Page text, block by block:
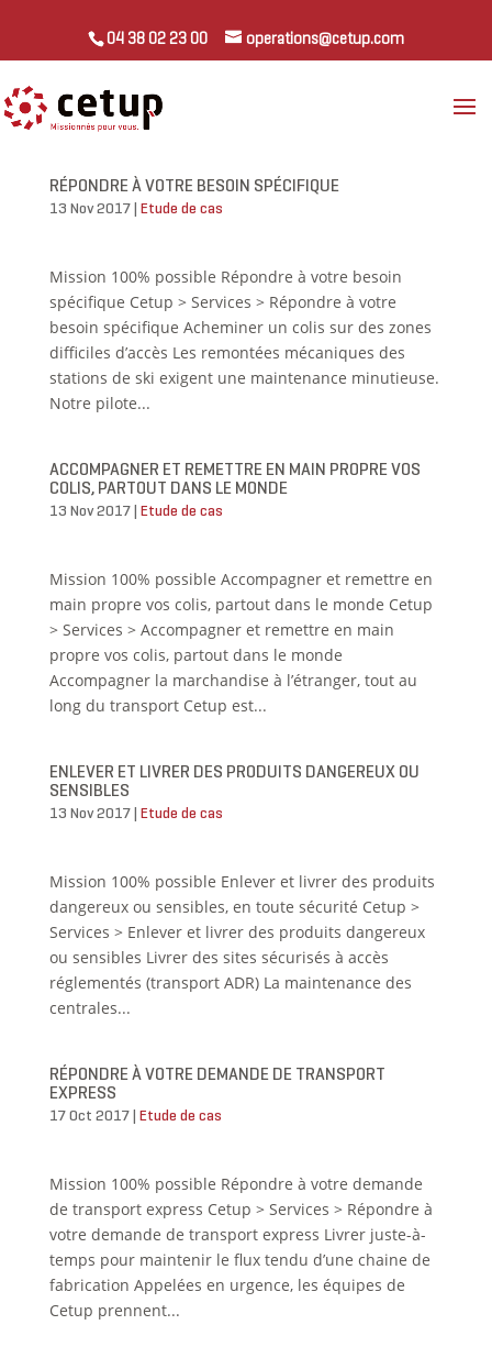
04 38 02 23 00 operations@cetup.com
RÉPONDRE À VOTRE BESOIN SPÉCIFIQUE
13 Nov 2017| Etude de cas
Mission 100% possible Répondre à votre besoin
spécifique Cetup > Services > Répondre à votre
besoin spécifique Acheminer un colis sur des zones
difficiles d’accès Les remontées mécaniques des
stations de ski exigent une maintenance minutieuse.
Notre pilote...
ACCOMPAGNER ET REMETTRE EN MAIN PROPRE VOS
COLIS, PARTOUT DANS LE MONDE
13 Nov 2017| Etude de cas
Mission 100% possible Accompagner et remettre en
main propre vos colis, partout dans le monde Cetup
> Services > Accompagner et remettre en main
propre vos colis, partout dans le monde
Accompagner la marchandise à l’étranger, tout au
long du transport Cetup est...
ENLEVER ET LIVRER DES PRODUITS DANGEREUX OU
SENSIBLES
13 Nov 2017| Etude de cas
Mission 100% possible Enlever et livrer des produits
dangereux ou sensibles, en toute sécurité Cetup >
Services > Enlever et livrer des produits dangereux
ou sensibles Livrer des sites sécurisés à accès
réglementés (transport ADR) La maintenance des
centrales...
RÉPONDRE À VOTRE DEMANDE DE TRANSPORT
EXPRESS
17 Oct 2017| Etude de cas
Mission 100% possible Répondre à votre demande
de transport express Cetup > Services > Répondre à
votre demande de transport express Livrer juste-à-
temps pour maintenir le flux tendu d’une chaine de
fabrication Appelées en urgence, les équipes de
Cetup prennent...